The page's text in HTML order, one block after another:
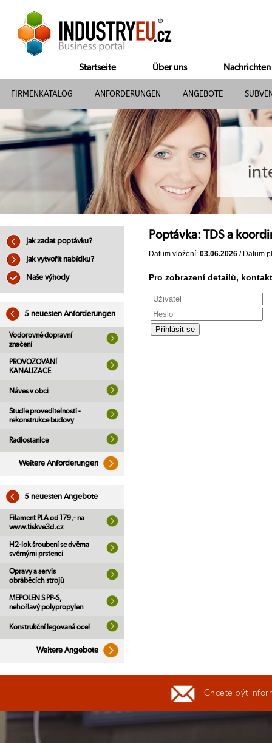
Startseite Über uns Nachrichten
FIRMENKATALOG ANFORDERUNGEN ANGEBOTE
Jak zadat poptávku?
Jak vytvořit nabídku?
Naše výhody
5 neuesten Anforderungen
Vodorovné dopravní
značení
PROVOZOVÁNÍ
KANALIZACE
Náves v obci
Studie proveditelnosti -
rekonstrukce budovy
Radiostanice
Weitere Anforderungen
5 neuesten Angebote
Filament PLA od 179,- na
www.tiskve3d.cz
H2-lok šroubení se dvěma
svěrnými prstenci
Opravy a servis
obráběcích strojů
MEPOLEN S PP-S,
nehořlavý polypropylen
Konstrukční legovaná ocel
Weitere Angebote
Poptávka: TDS a
Datum vložení: 03.06.2026 / Datum
Pro zobrazení detailů,
Chcete být